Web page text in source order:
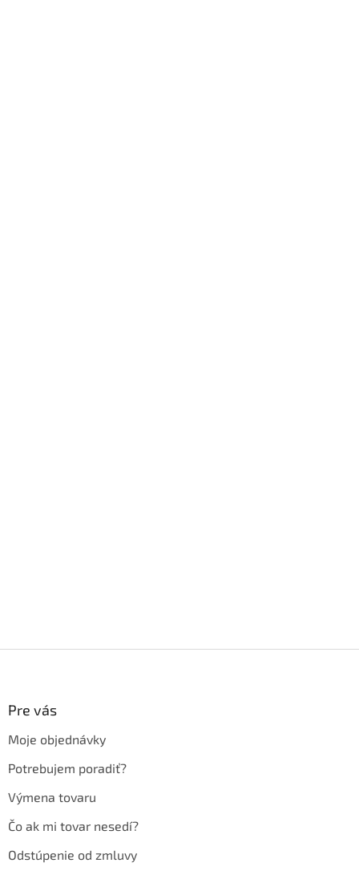
Pre vás
Moje objednávky
Potrebujem poradiť?
Výmena tovaru
Čo ak mi tovar nesedí?
Odstúpenie od zmluvy